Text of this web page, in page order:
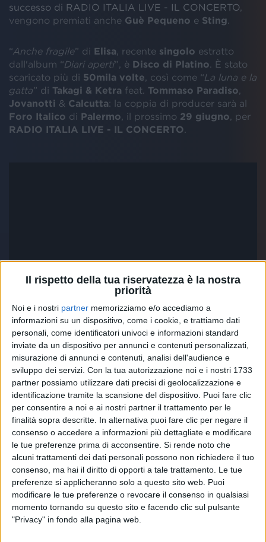
Il rispetto della tua riservatezza è la nostra
priorità
Noi e i nostri partner memorizziamo e/o accediamo a
informazioni su un dispositivo, come i cookie, e trattiamo dati
personali, come identificatori univoci e informazioni standard
inviate da un dispositivo per annunci e contenuti personalizzati,
misurazione di annunci e contenuti, analisi dell'audience e
sviluppo dei servizi. Con la tua autorizzazione noi e i nostri 1733
partner possiamo utilizzare dati precisi di geolocalizzazione e
identificazione tramite la scansione del dispositivo. Puoi fare clic
per consentire a noi e ai nostri partner il trattamento per le
finalità sopra descritte. In alternativa puoi fare clic per negare il
consenso o accedere a informazioni più dettagliate e modificare
le tue preferenze prima di acconsentire. Si rende noto che
alcuni trattamenti dei dati personali possono non richiedere il tuo
consenso, ma hai il diritto di opporti a tale trattamento. Le tue
preferenze si applicheranno solo a questo sito web. Puoi
modificare le tue preferenze o revocare il consenso in qualsiasi
momento tornando su questo sito e facendo clic sul pulsante
"Privacy" in fondo alla pagina web.
successo di RADIO ITALIA LIVE - IL CONCERTO
vengono premiati anche Guè Pequeno e Sting
“Anche fragile” di Elisa , recente singolo estratto
dall'album “Diari aperti”, è Disco di Platino . È stato
scaricato più di 50mila volte , così come “La luna e la
gatta” di Takagi & Ketra feat. Tommaso Paradiso
Jovanotti & Calcutta: la coppia di producer sarà al
Foro Italico di Palermo , il prossimo 29 giugno , per
RADIO ITALIA LIVE - IL CONCERTO
Tornando un po' più indietro
nel tempo, i
Negramarofesteggiano ildoppio Disco di Platino
per “Fino all'imbrunire”,primo estratto dal progetto
del 2017 “Amore che torni”. La band ha condiviso
questotraguardo con i fan, scrivendo sui social: “ È
un successo nostro e vostro, grazie”.
Coezfesteggia invece unadoppia certificazione